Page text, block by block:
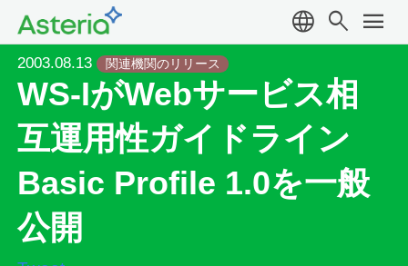
language search menu
2003.08.13 関連機関のリリース
WS-IがWebサービス相
互運用性ガイドライン
Basic Profile 1.0を一般
公開